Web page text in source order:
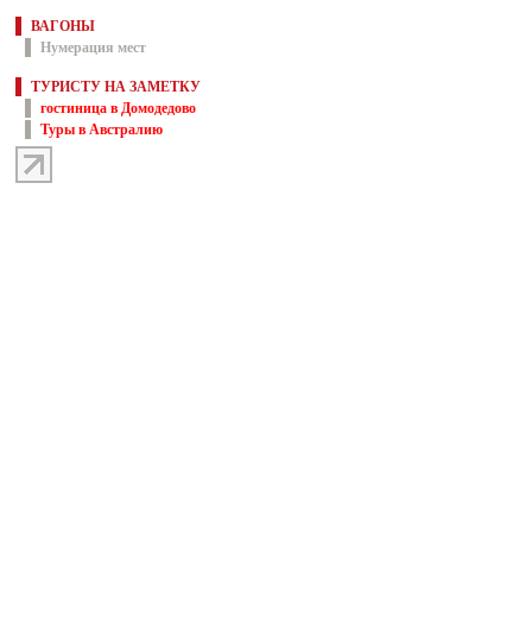
ВАГОНЫ
Нумерация мест
ТУРИСТУ НА ЗАМЕТКУ
гостиница в Домодедово
Туры в Австралию